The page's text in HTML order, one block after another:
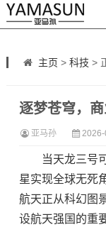
主页 > 科技 >
逐梦苍穹，
亚马孙 2026-
当天龙三号可
星实现全球无死
航天正从科幻图
设航天强国的重